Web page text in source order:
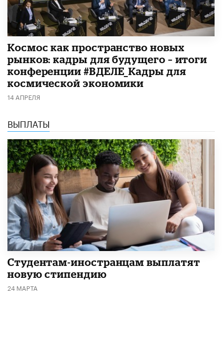
Космос как пространство новых
рынков: кадры для будущего – итоги
конференции #ВДЕЛЕ_Кадры для
космической экономики
14 АПРЕЛЯ
ВЫПЛАТЫ
Студентам-иностранцам выплатят
новую стипендию
24 МАРТА